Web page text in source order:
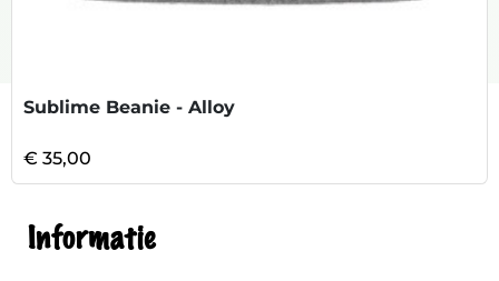
Sublime Beanie - Alloy
€ 35,00
Informatie